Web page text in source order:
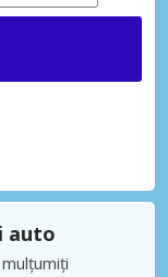
auto